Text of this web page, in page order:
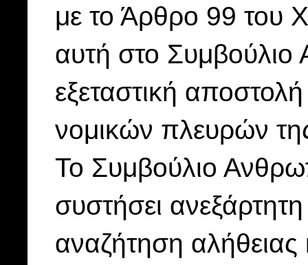
με το Άρθρο 99 του
αυτή στο Συμβούλιο
εξεταστική
νομικών πλευρών
Το Συμβούλιο
συστήσει
αναζήτηση αλήθειας